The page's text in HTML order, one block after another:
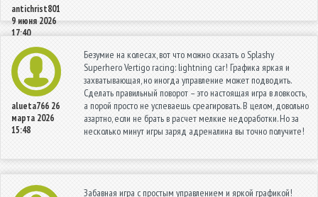
antichrist801
9 июня 2026
17:40
alueta766 26
марта 2026
15:48
Безумие на колесах, вот что можно сказать о Splashy
Superhero Vertigo racing: lightning car! Графика яркая и
захватывающая, но иногда управление может подводить.
Сделать правильный поворот – это настоящая игра в ловкость,
а порой просто не успеваешь среагировать. В целом, довольно
азартно, если не брать в расчет мелкие недоработки. Но за
несколько минут игры заряд адреналина вы точно получите!
Забавная игра с простым управлением и яркой графикой!